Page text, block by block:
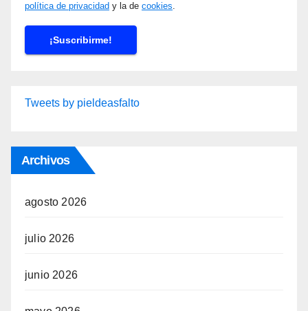
política de privacidad y la de cookies.
Tweets by pieldeasfalto
Archivos
agosto 2026
julio 2026
junio 2026